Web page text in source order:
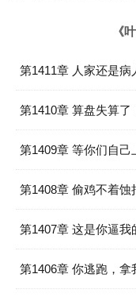
《
第1411章 人家还是病
第1410章 算盘失算了
第1409章 等你们自己
第1408章 偷鸡不着蚀
第1407章 这是你逼我
第1406章 你逃跑，拿